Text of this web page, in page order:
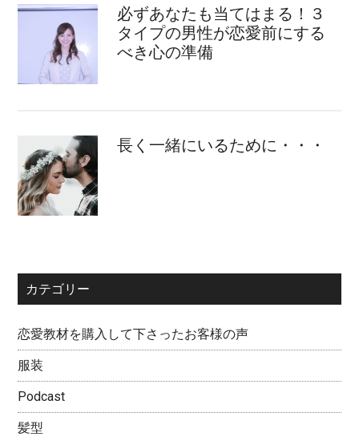
必ずあなたも当てはまる！３
タイプの男性が恋愛前にする
べき心の準備
長く一緒にいるために・・・
カテゴリー
恋愛教材を購入して下さったお客様の声
服装
Podcast
髪型